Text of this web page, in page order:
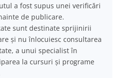
a fost supus unei verificări
de publicare.
sunt destinate sprijinirii
și nu înlocuiesc consultarea
a unui specialist în
la cursuri și programe